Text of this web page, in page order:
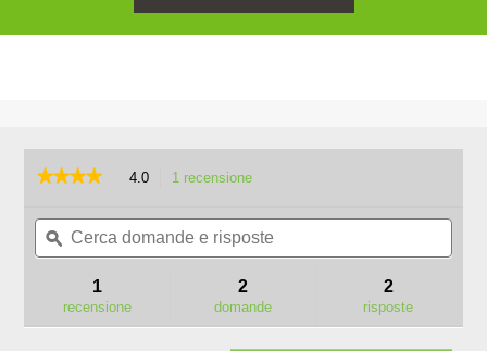
★★★★★
★★★★★
5
recensioni
4.0 1 recensione
alla
pagina
delle
Cerca
domande
e
ϙ
e
1
recensione
2
domande
2
risposte